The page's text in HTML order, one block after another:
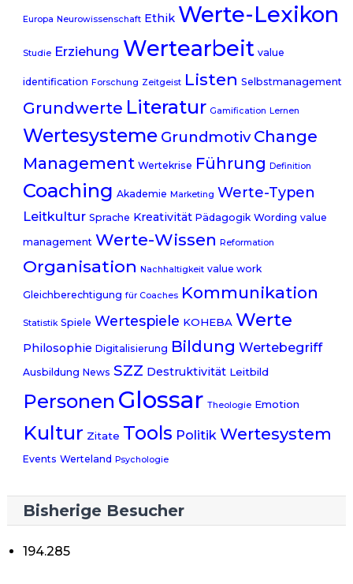
Europa Neurowissenschaft Ethik Werte-Lexikon
Studie Erziehung Wertearbeit value
identification Forschung Zeitgeist Listen Selbstmanagement
Grundwerte Literatur Gamification Lernen
Wertesysteme Grundmotiv Change
Management Wertekrise Führung Definition
Coaching Akademie Marketing Werte-Typen
Leitkultur Sprache Kreativität Pädagogik Wording value
management Werte-Wissen Reformation
Organisation Nachhaltigkeit value work
Gleichberechtigung für Coaches Kommunikation
Statistik Spiele Wertespiele KOHEBA Werte
Philosophie Digitalisierung Bildung Wertebegriff
Ausbildung News SZZ Destruktivität Leitbild
Personen Glossar Theologie Emotion
Kultur Zitate Tools Politik Wertesystem
Events Werteland Psychologie
Bisherige Besucher
194.285